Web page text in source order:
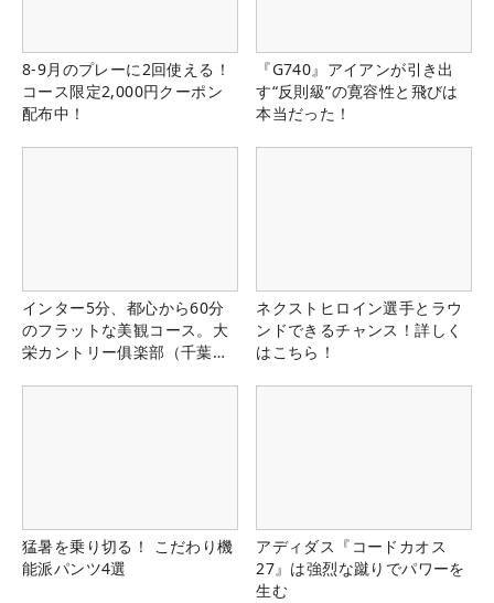
8-9月のプレーに2回使える！
コース限定2,000円クーポン
配布中！
『G740』アイアンが引き出
す“反則級”の寛容性と飛びは
本当だった！
インター5分、都心から60分
のフラットな美観コース。大
栄カントリー俱楽部（千葉
ネクストヒロイン選手とラウ
ンドできるチャンス！詳しく
はこちら！
猛暑を乗り切る！ こだわり機
能派パンツ4選
アディダス『コードカオス
27』は強烈な蹴りでパワーを
生む